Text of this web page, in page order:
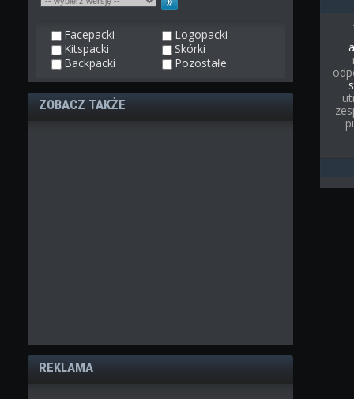
Facepacki
Logopacki
Kitspacki
Skórki
Backpacki
Pozostałe
ZOBACZ TAKŻE
REKLAMA